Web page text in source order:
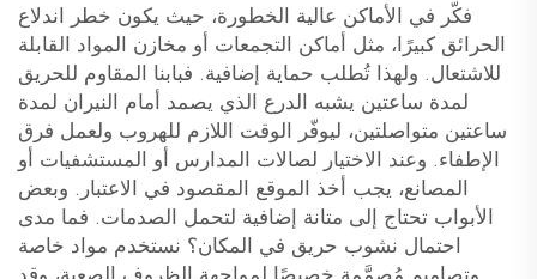
فكّر في الأماكن عالية الخطورة، حيث يكون خطر اندلاع
الحرائق كبيرًا، مثل أماكن التجمعات أو مخازن المواد القابلة
للاشتعال. ولهذا تُطلب حماية إضافية. فبابنا المقاوم للحريق
لمدة ساعتين يشبه الدرع الذي يصمد أمام النيران لمدة
ساعتين متواصلتين، ليوفّر الوقت اللازم للهروب ولعمل فرق
الإطفاء. وعند الاختيار لصالات المدارس أو المستشفيات أو
المصانع، يجب أخذ الموقع المقصود في الاعتبار. وبعض
الأبواب تحتاج إلى متانة إضافية لتحمل الصدمات. فما مدى
احتمال نشوب حريق في المكان؟ نستخدم مواد خاصة